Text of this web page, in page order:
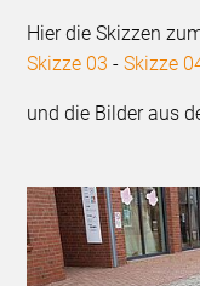
Hier die Skizzen
Skizze 03 -Skizze
und die Bilder aus